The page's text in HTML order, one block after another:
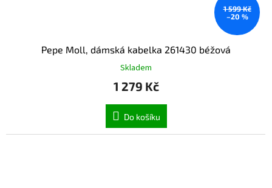
1 599 Kč
–20 %
Pepe Moll, dámská kabelka 261430 béžová
Skladem
1 279 Kč
Do košíku